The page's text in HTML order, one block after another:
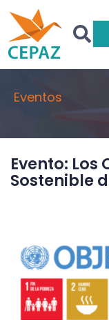
Eventos
Evento:
Sostenible